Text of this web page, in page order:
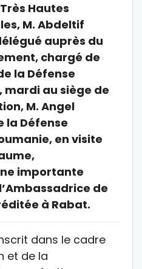
Hautes
M. Abdeltif
auprès du
chargé de
la Défense
mardi au siège de
M. Angel
la Défense
en visite
importante
de
à Rabat.
dans le cadre
et de la